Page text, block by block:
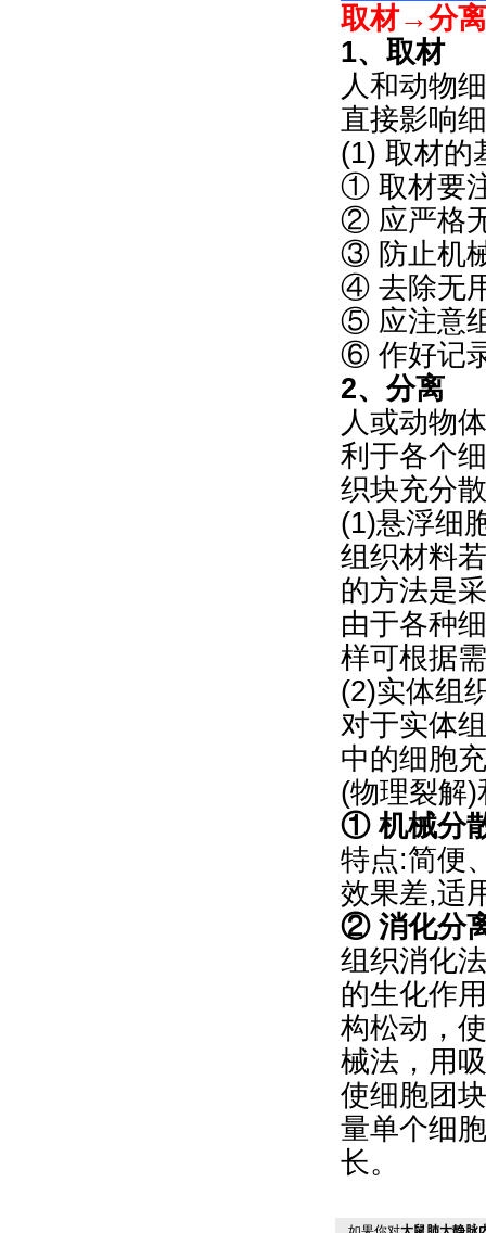
取材→分
1、取材
人和动物
直接影响
(1) 取材的
① 取材要
② 应严格
③ 防止机
④ 去除无
⑤ 应注意
⑥ 作好记
2、分离
人或动物
利于各个
织块充分
(1)悬浮细
组织材料
的方法是
由于各种
样可根据
(2)实体组
对于实体
中的细胞
(物理裂解
① 机械分
特点:简便
效果差,适
② 消化分
组织消化
的生化作
构松动，
械法，用
使细胞团
量单个细
长。